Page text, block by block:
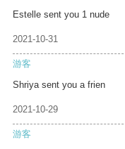
Estelle sent you 1 nude
2021-10-31
游客
Shriya sent you a frien
2021-10-29
游客